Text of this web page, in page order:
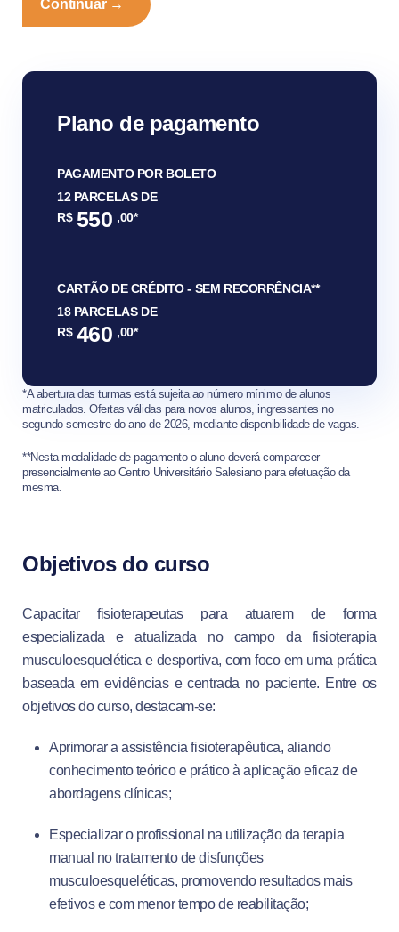
Plano de pagamento
PAGAMENTO POR BOLETO
12 PARCELAS DE
R$ 550 ,00*
CARTÃO DE CRÉDITO - SEM RECORRÊNCIA**
18 PARCELAS DE
R$ 460 ,00*
*A abertura das turmas está sujeita ao número mínimo de alunos
matriculados. Ofertas válidas para novos alunos, ingressantes no
segundo semestre do ano de 2026, mediante disponibilidade de vagas.
**Nesta modalidade de pagamento o aluno deverá comparecer
presencialmente ao Centro Universitário Salesiano para efetuação da
mesma.
Objetivos do curso
Capacitar fisioterapeutas para atuarem de forma
especializada e atualizada no campo da fisioterapia
musculoesquelética e desportiva, com foco em uma prática
baseada em evidências e centrada no paciente. Entre os
objetivos do curso, destacam-se:
Aprimorar a assistência fisioterapêutica, aliando
conhecimento teórico e prático à aplicação eficaz de
abordagens clínicas;
Especializar o profissional na utilização da terapia
manual no tratamento de disfunções
musculoesqueléticas, promovendo resultados mais
efetivos e com menor tempo de reabilitação;